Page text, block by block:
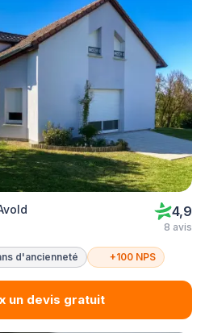
4,9
8 avis
d'ancienneté +100 NPS
un devis gratuit